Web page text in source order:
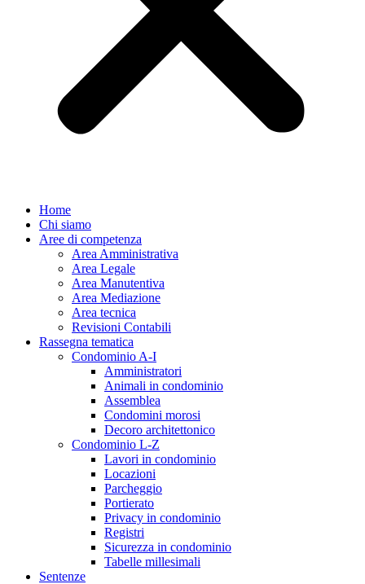
Home
Chi siamo
Aree di competenza
Area Amministrativa
Area Legale
Area Manutentiva
Area Mediazione
Area tecnica
Revisioni Contabili
Rassegna tematica
Condominio A-I
Amministratori
Animali in condominio
Assemblea
Condomini morosi
Decoro architettonico
Condominio L-Z
Lavori in condominio
Locazioni
Parcheggio
Portierato
Privacy in condominio
Registri
Sicurezza in condominio
Tabelle millesimali
Sentenze